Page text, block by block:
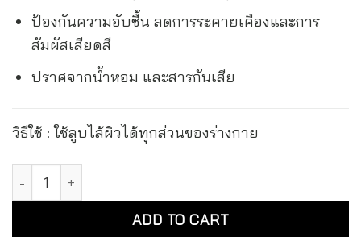
ป้องกันความอับชื้น ลดการระคายเคืองและการ
สัมผัสเสียดสี
ปราศจากน้ำหอม และสารกันเสีย
วิธีใช้ : ใช้ลูบไล้ผิวได้ทุกส่วนของร่างกาย
เมดเมเกอร์ ปิโตรเลียม เจลลี่ เบบี้ Medmaker Pure Petroleum
ADD TO CART
Alternative: